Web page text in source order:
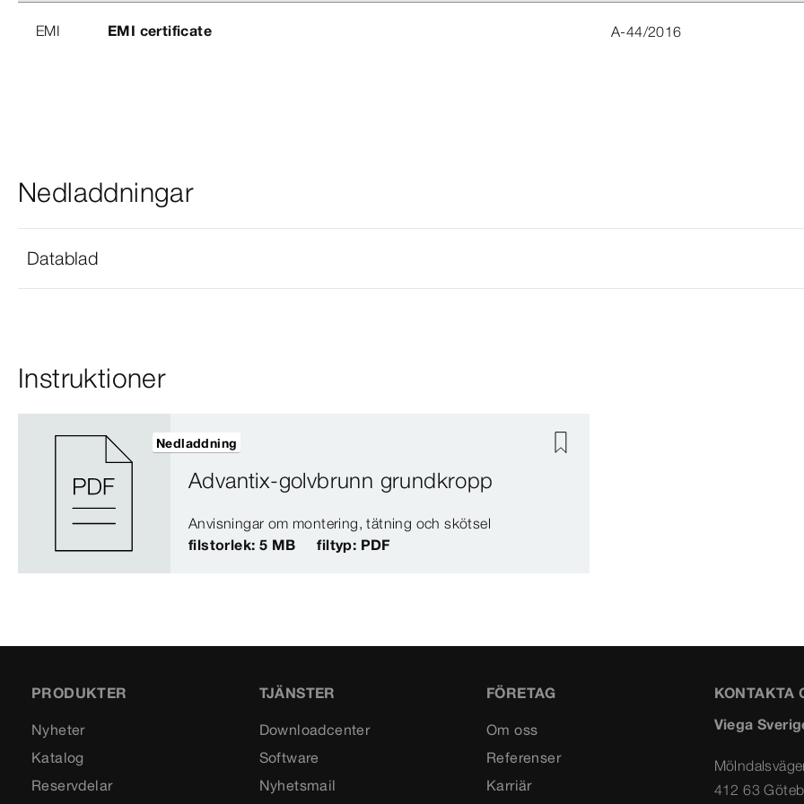
EMI EMI certificate A-44/2016
Nedladdningar
Datablad
Instruktioner
Advantix-golvbrunn grundkropp
Anvisningar om montering, tätning och skötsel
filstorlek: 5 MB
filtyp: PDF
Nedladdning
PRODUKTER
Nyheter
Katalog
Reservdelar
TJÄNSTER
Downloadcenter
Software
Nyhetsmail
FÖRETAG
Om oss
Referenser
Karriär
KONTAKTA
Viega
412 63